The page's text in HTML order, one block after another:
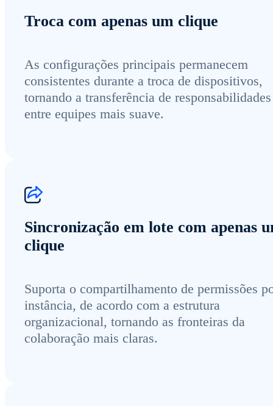
Troca com apenas um clique
As configurações principais permanecem
consistentes durante a troca de dispositivos,
tornando a transferência de responsabilidades
entre equipes mais suave.
Sincronização em lote com apenas
clique
Suporta o compartilhamento de permissões
instância, de acordo com a estrutura
organizacional, tornando as fronteiras da
colaboração mais claras.